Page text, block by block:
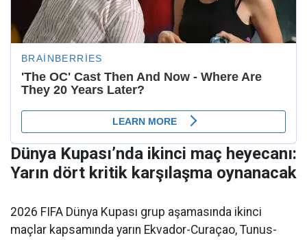
Dünya Kupası’nda ikinci maç heyecanı:
Yarın dört kritik karşılaşma oynanacak
2026 FIFA Dünya Kupası grup aşamasında ikinci
maçlar kapsamında yarın Ekvador-Curaçao, Tunus-